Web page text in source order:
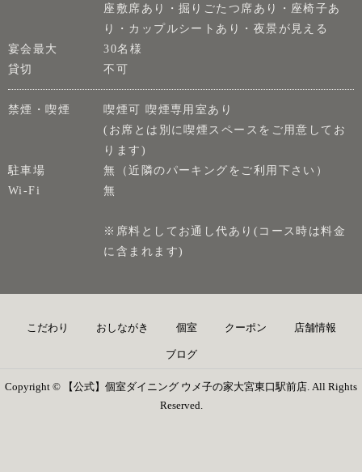
座敷席あり・掘りごたつ席あり・座椅子あ
り・カップルシートあり・夜景が見える
宴会最大
30名様
貸切
不可
禁煙・喫煙
喫煙可 喫煙専用室あり
(お席とは別に喫煙スペースをご用意してお
ります)
駐車場
無（近隣のパーキングをご利用下さい）
Wi-Fi
無
※席料としてお通し代あり(コース時は料金
に含まれます)
こだわり おしながき 個室 クーポン 店舗情報
ブログ
Copyright © 【公式】個室ダイニング ウメ子の家大宮東口駅前店. All Rights
Reserved.